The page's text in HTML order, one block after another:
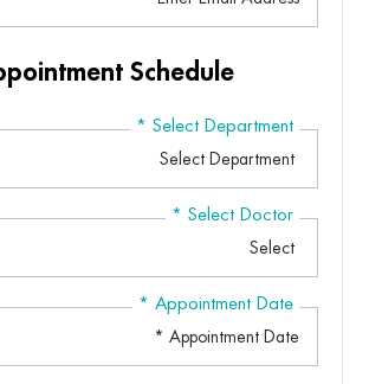
Schedule
Select Department
*
Select Doctor
*
Appointment Date
*